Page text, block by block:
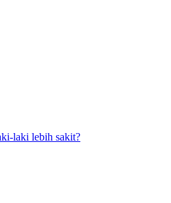
laki lebih sakit?